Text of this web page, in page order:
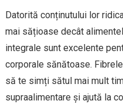
Datorită conținutului lor
mai sățioase decât
integrale sunt excelente
corporale sănătoase.
să te simți sătul mai mult
supraalimentare și ajută la